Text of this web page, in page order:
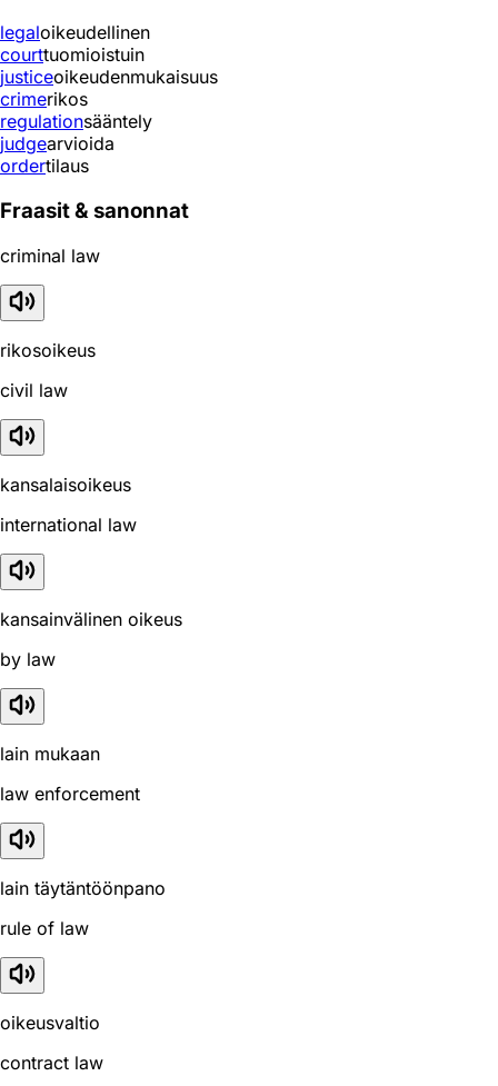
legaloikeudellinen
courttuomioistuin
justiceoikeudenmukaisuus
crimerikos
regulationsääntely
judgearvioida
ordertilaus
Fraasit & sanonnat
criminal law
rikosoikeus
civil law
kansalaisoikeus
international law
kansainvälinen oikeus
by law
lain mukaan
law enforcement
lain täytäntöönpano
rule of law
oikeusvaltio
contract law